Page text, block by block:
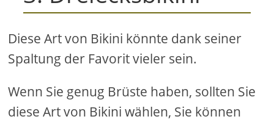
Diese Art von Bikini könnte dank seiner
Spaltung der Favorit vieler sein.
Wenn Sie genug Brüste haben, sollten Sie
diese Art von Bikini wählen, Sie können